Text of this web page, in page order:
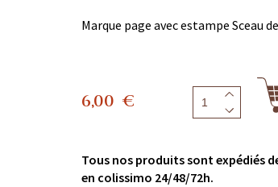
Marque page avec estampe Sceau
6,00 €
Tous nos produits sont expédiés
en colissimo 24/48/72h.